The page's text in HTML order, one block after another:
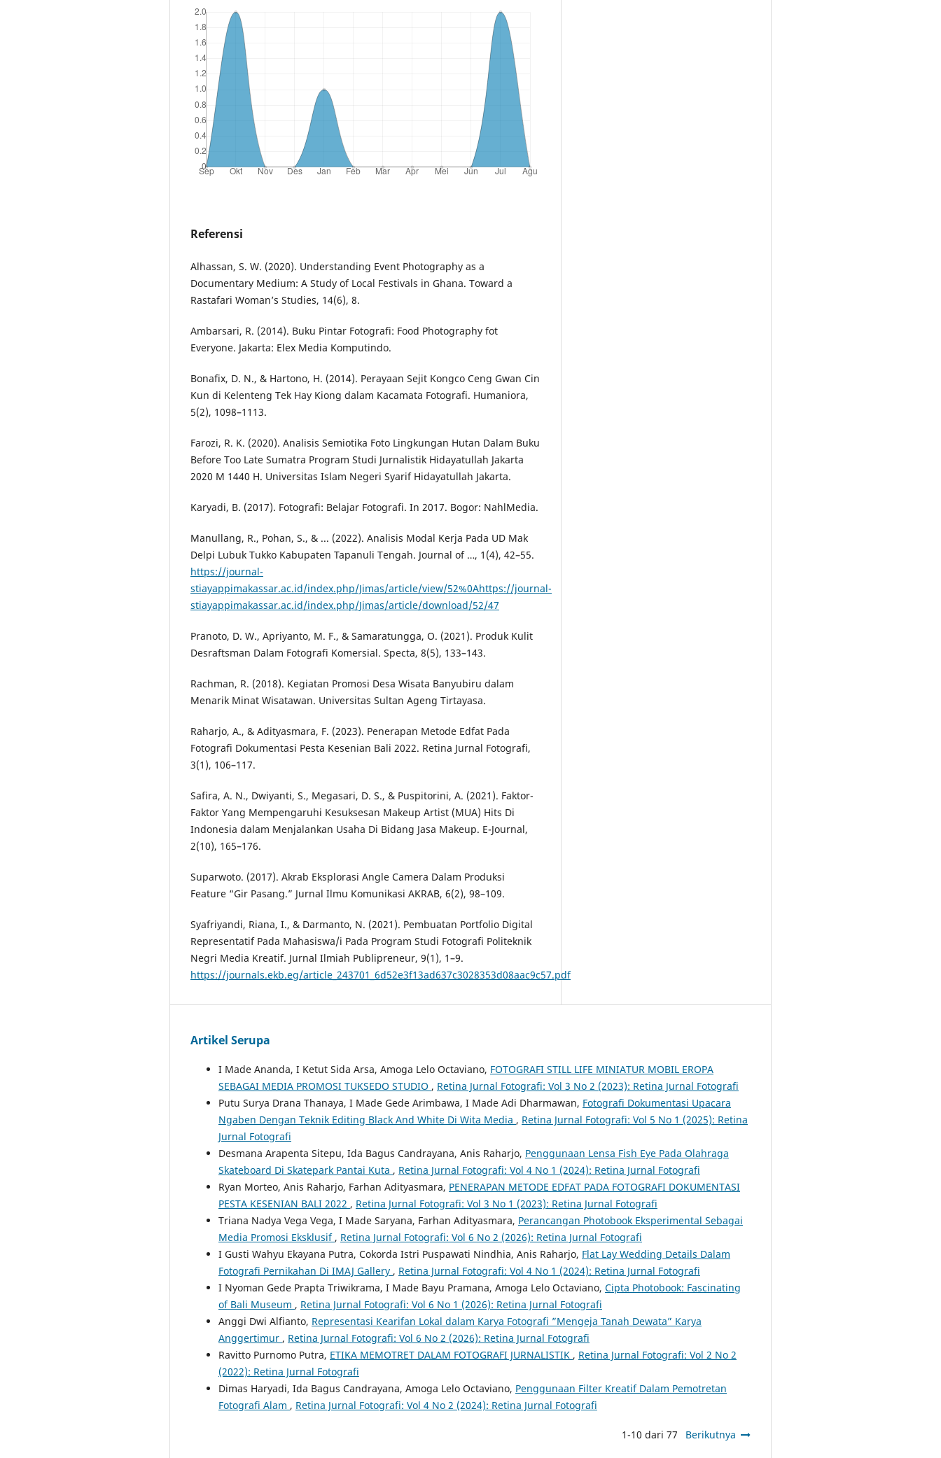
Referensi
Alhassan, S. W. (2020). Understanding Event Photography as a
Documentary Medium: A Study of Local Festivals in Ghana. Toward a
Rastafari Woman’s Studies, 14(6), 8.
Ambarsari, R. (2014). Buku Pintar Fotografi: Food Photography fot
Everyone. Jakarta: Elex Media Komputindo.
Bonafix, D. N., & Hartono, H. (2014). Perayaan Sejit Kongco Ceng Gwan Cin
Kun di Kelenteng Tek Hay Kiong dalam Kacamata Fotografi. Humaniora,
5(2), 1098–1113.
Farozi, R. K. (2020). Analisis Semiotika Foto Lingkungan Hutan Dalam Buku
Before Too Late Sumatra Program Studi Jurnalistik Hidayatullah Jakarta
2020 M 1440 H. Universitas Islam Negeri Syarif Hidayatullah Jakarta.
Karyadi, B. (2017). Fotografi: Belajar Fotografi. In 2017. Bogor: NahlMedia.
Manullang, R., Pohan, S., & ... (2022). Analisis Modal Kerja Pada UD Mak
Delpi Lubuk Tukko Kabupaten Tapanuli Tengah. Journal of …, 1(4), 42–55.
https://journal-
stiayappimakassar.ac.id/index.php/Jimas/article/view/52%0Ahttps://journal-
stiayappimakassar.ac.id/index.php/Jimas/article/download/52/47
Pranoto, D. W., Apriyanto, M. F., & Samaratungga, O. (2021). Produk Kulit
Desraftsman Dalam Fotografi Komersial. Specta, 8(5), 133–143.
Rachman, R. (2018). Kegiatan Promosi Desa Wisata Banyubiru dalam
Menarik Minat Wisatawan. Universitas Sultan Ageng Tirtayasa.
Raharjo, A., & Adityasmara, F. (2023). Penerapan Metode Edfat Pada
Fotografi Dokumentasi Pesta Kesenian Bali 2022. Retina Jurnal Fotografi,
3(1), 106–117.
Safira, A. N., Dwiyanti, S., Megasari, D. S., & Puspitorini, A. (2021). Faktor-
Faktor Yang Mempengaruhi Kesuksesan Makeup Artist (MUA) Hits Di
Indonesia dalam Menjalankan Usaha Di Bidang Jasa Makeup. E-Journal,
2(10), 165–176.
Suparwoto. (2017). Akrab Eksplorasi Angle Camera Dalam Produksi
Feature “Gir Pasang.” Jurnal Ilmu Komunikasi AKRAB, 6(2), 98–109.
Syafriyandi, Riana, I., & Darmanto, N. (2021). Pembuatan Portfolio Digital
Representatif Pada Mahasiswa/i Pada Program Studi Fotografi Politeknik
Negri Media Kreatif. Jurnal Ilmiah Publipreneur, 9(1), 1–9.
https://journals.ekb.eg/article_243701_6d52e3f13ad637c3028353d08aac9c57.pdf
Artikel Serupa
I Made Ananda, I Ketut Sida Arsa, Amoga Lelo Octaviano, FOTOGRAFI STILL LIFE MINIATUR MOBIL EROPA
SEBAGAI MEDIA PROMOSI TUKSEDO STUDIO , Retina Jurnal Fotografi: Vol 3 No 2 (2023): Retina Jurnal Fotografi
Putu Surya Drana Thanaya, I Made Gede Arimbawa, I Made Adi Dharmawan, Fotografi Dokumentasi Upacara
Ngaben Dengan Teknik Editing Black And White Di Wita Media , Retina Jurnal Fotografi: Vol 5 No 1 (2025): Retina
Jurnal Fotografi
Desmana Arapenta Sitepu, Ida Bagus Candrayana, Anis Raharjo, Penggunaan Lensa Fish Eye Pada Olahraga
Skateboard Di Skatepark Pantai Kuta , Retina Jurnal Fotografi: Vol 4 No 1 (2024): Retina Jurnal Fotografi
Ryan Morteo, Anis Raharjo, Farhan Adityasmara, PENERAPAN METODE EDFAT PADA FOTOGRAFI DOKUMENTASI
PESTA KESENIAN BALI 2022 , Retina Jurnal Fotografi: Vol 3 No 1 (2023): Retina Jurnal Fotografi
Triana Nadya Vega Vega, I Made Saryana, Farhan Adityasmara, Perancangan Photobook Eksperimental Sebagai
Media Promosi Eksklusif , Retina Jurnal Fotografi: Vol 6 No 2 (2026): Retina Jurnal Fotografi
I Gusti Wahyu Ekayana Putra, Cokorda Istri Puspawati Nindhia, Anis Raharjo, Flat Lay Wedding Details Dalam
Fotografi Pernikahan Di IMAJ Gallery , Retina Jurnal Fotografi: Vol 4 No 1 (2024): Retina Jurnal Fotografi
I Nyoman Gede Prapta Triwikrama, I Made Bayu Pramana, Amoga Lelo Octaviano, Cipta Photobook: Fascinating
of Bali Museum , Retina Jurnal Fotografi: Vol 6 No 1 (2026): Retina Jurnal Fotografi
Anggi Dwi Alfianto, Representasi Kearifan Lokal dalam Karya Fotografi ”Mengeja Tanah Dewata” Karya
Anggertimur , Retina Jurnal Fotografi: Vol 6 No 2 (2026): Retina Jurnal Fotografi
Ravitto Purnomo Putra, ETIKA MEMOTRET DALAM FOTOGRAFI JURNALISTIK , Retina Jurnal Fotografi: Vol 2 No 2
(2022): Retina Jurnal Fotografi
Dimas Haryadi, Ida Bagus Candrayana, Amoga Lelo Octaviano, Penggunaan Filter Kreatif Dalam Pemotretan
Fotografi Alam , Retina Jurnal Fotografi: Vol 4 No 2 (2024): Retina Jurnal Fotografi
1-10 dari 77 Berikutnya